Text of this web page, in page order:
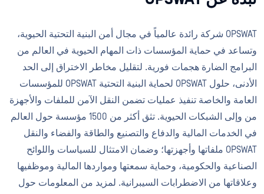
OPSWAT شركة رائدة عالمياً في مجال أمن البنية التحتية الحيوية،
وتساعد في حماية المؤسسات ذات المهام الحيوية في العالم من
البرامج الضارة هجمات فورية. لتقليل مخاطر الاختراق إلى الحد
الأدنى، حلول OPSWAT لحماية البنية التحتية OPSWAT للمؤسسات
العامة والخاصة تنفيذ عمليات تضمن النقل الآمن للملفات والأجهزة
من وإلى الشبكات الحيوية. تثق أكثر من 1500 مؤسسة حول العالم
في الخدمات المالية والدفاع والتصنيع والطاقة والفضاء والنقل
OPSWAT ملفاتها وأجهزتها؛ وضمان الامتثال للسياسات واللوائح
الصناعية والحكومية، وحماية سمعتها ومواردها المالية وموظفيها
وعلاقاتها من الاضطرابات السيبرانية. لمزيد من المعلومات حول